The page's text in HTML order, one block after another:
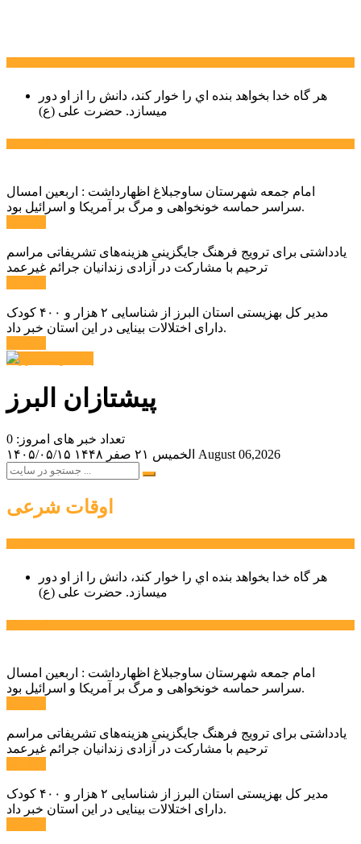
هر گاه خدا بخواهد بنده اي را خوار كند، دانش را از او دور
میسازد. حضرت علی (ع)
امام جمعه شهرستان ساوجبلاغ اظهارداشت : اربعین امسال
سراسر حماسه خونخواهی و مرگ بر آمریکا و اسرائیل بود.
یادداشتی برای ترویج فرهنگ جایگزینی هزینه‌های تشریفاتی مراسم
ترحیم با مشارکت در آزادی زندانیان جرائم غیرعمد
مدیر کل بهزیستی استان البرز از شناسایی ۲ هزار و ۴۰۰ کودک
دارای اختلالات بینایی در این استان خبر داد.
پیشتازان البرز
تعداد خبر های امروز: 0
۱۴۰۵/۰۵/۱۵
الخميس ۲۱ صفر ۱۴۴۸ August 06,2026
اوقات شرعی
هر گاه خدا بخواهد بنده اي را خوار كند، دانش را از او دور
میسازد. حضرت علی (ع)
امام جمعه شهرستان ساوجبلاغ اظهارداشت : اربعین امسال
سراسر حماسه خونخواهی و مرگ بر آمریکا و اسرائیل بود.
یادداشتی برای ترویج فرهنگ جایگزینی هزینه‌های تشریفاتی مراسم
ترحیم با مشارکت در آزادی زندانیان جرائم غیرعمد
مدیر کل بهزیستی استان البرز از شناسایی ۲ هزار و ۴۰۰ کودک
دارای اختلالات بینایی در این استان خبر داد.